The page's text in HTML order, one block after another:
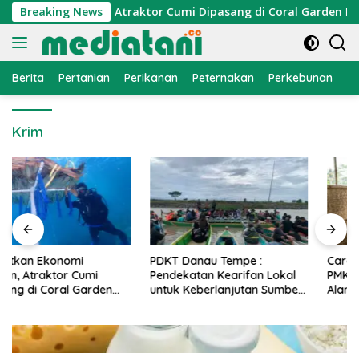
Langsung
ke
konten
Breaking News
Nelayan, Atraktor Cumi Dipasang di Coral Garden
Berita Pertanian Perikanan Peternakan Perkebunan
Krim
PDKT Danau Tempe :
Pendekatan Kearifan Lokal
untuk Keberlanjutan Sumber
Cara Mengatasi Penyakit
PMK pada Sapi Perah Secara
Alami dan Medis